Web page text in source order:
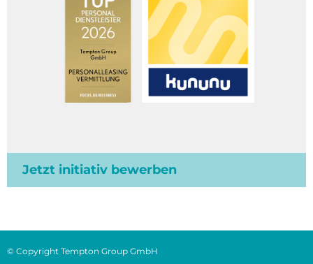
Jetzt initiativ bewerben
© Copyright Tempton Group GmbH